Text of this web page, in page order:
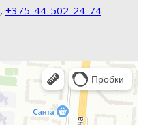
, +375-44-502-24-74